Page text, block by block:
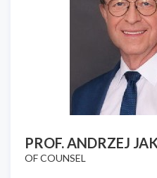
PROF. ANDRZEJ
OF COUNSEL